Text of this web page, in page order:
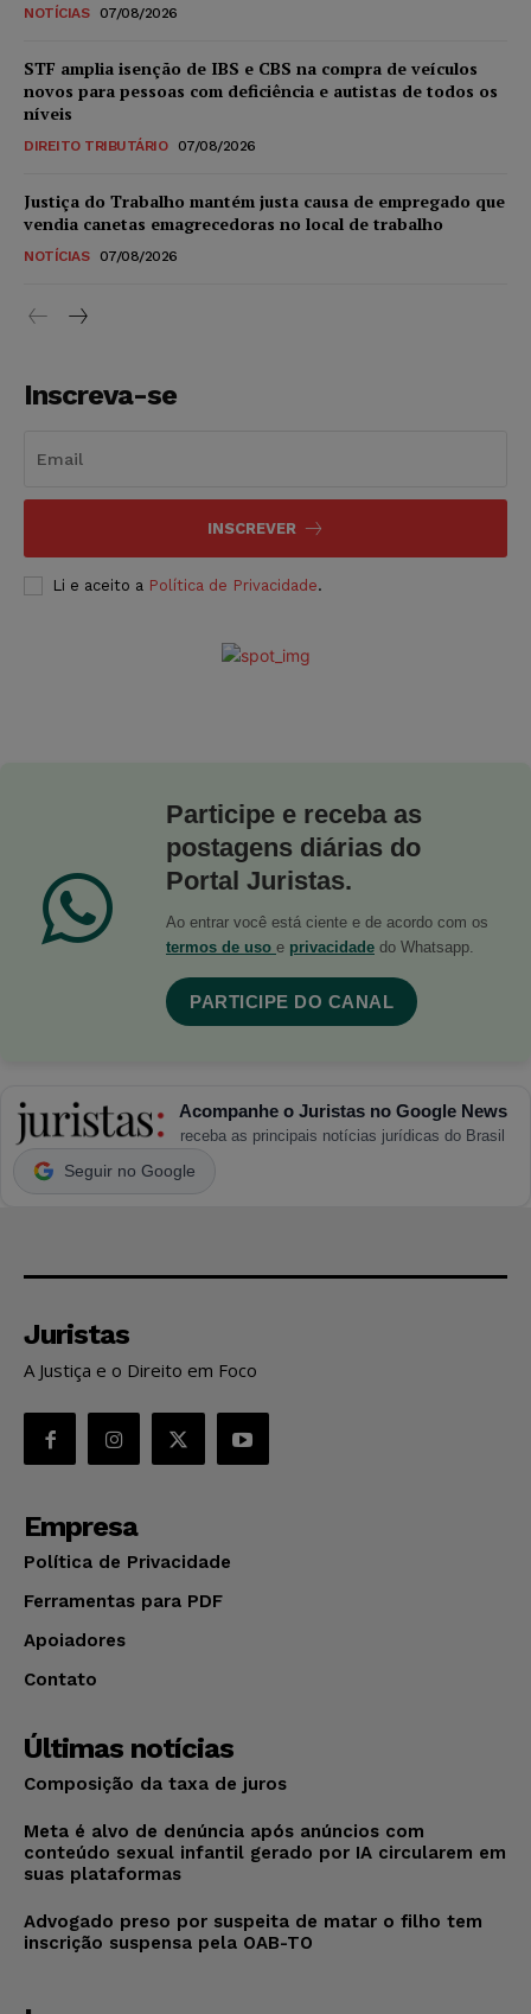
NOTÍCIAS 07/08/2026
STF amplia isenção de IBS e CBS na compra de veículos
novos para pessoas com deficiência e autistas de todos os
níveis
DIREITO TRIBUTÁRIO 07/08/2026
Justiça do Trabalho mantém justa causa de empregado que
vendia canetas emagrecedoras no local de trabalho
NOTÍCIAS 07/08/2026
Inscreva-se
INSCREVER
Li e aceito a Política de Privacidade.
Participe e receba as
postagens diárias do
Portal Juristas.
Ao entrar você está ciente e de acordo com os
termos de uso e privacidade do Whatsapp.
PARTICIPE DO CANAL
Acompanhe o Juristas no Google News
receba as principais notícias jurídicas do Brasil
Seguir no Google
Juristas
A Justiça e o Direito em Foco
Empresa
Política de Privacidade
Ferramentas para PDF
Apoiadores
Contato
Últimas notícias
Composição da taxa de juros
Meta é alvo de denúncia após anúncios com
conteúdo sexual infantil gerado por IA circularem em
suas plataformas
Advogado preso por suspeita de matar o filho tem
inscrição suspensa pela OAB-TO